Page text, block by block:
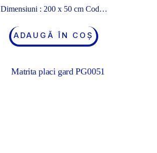
Dimensiuni : 200 x 50 cm Cod…
ADAUGĂ ÎN COȘ